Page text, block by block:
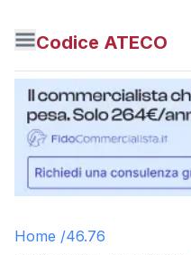
Codice ATECO
Home /46.76